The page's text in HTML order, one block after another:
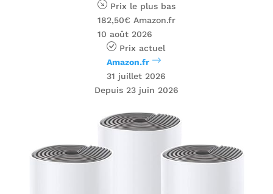
Prix ​​le plus bas
182,50€ Amazon.fr
10 août 2026
Prix ​​actuel
Amazon.fr
31 juillet 2026
Depuis 23 juin 2026